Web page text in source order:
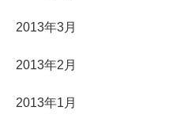
2013年3月
2013年2月
2013年1月